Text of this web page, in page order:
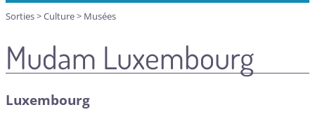
Sorties>Culture> Musées
Mudam Luxembourg
Luxembourg